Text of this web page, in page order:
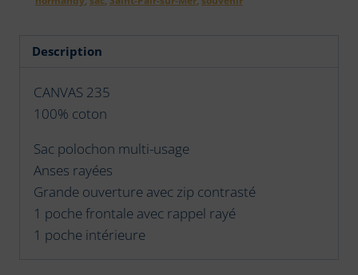
Description
CANVAS 235
100% coton
Sac polochon multi-usage
Anses rayées
Grande ouverture avec zip contrasté
1 poche frontale avec rappel rayé
1 poche intérieure